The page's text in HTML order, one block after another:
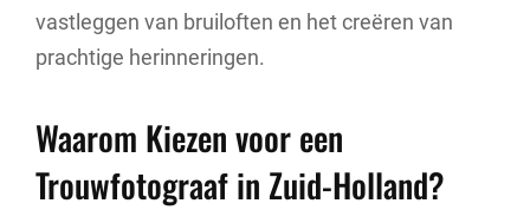
vastleggen van bruiloften en het creëren van
prachtige herinneringen.
Waarom Kiezen voor een
Trouwfotograaf in Zuid-Holland?